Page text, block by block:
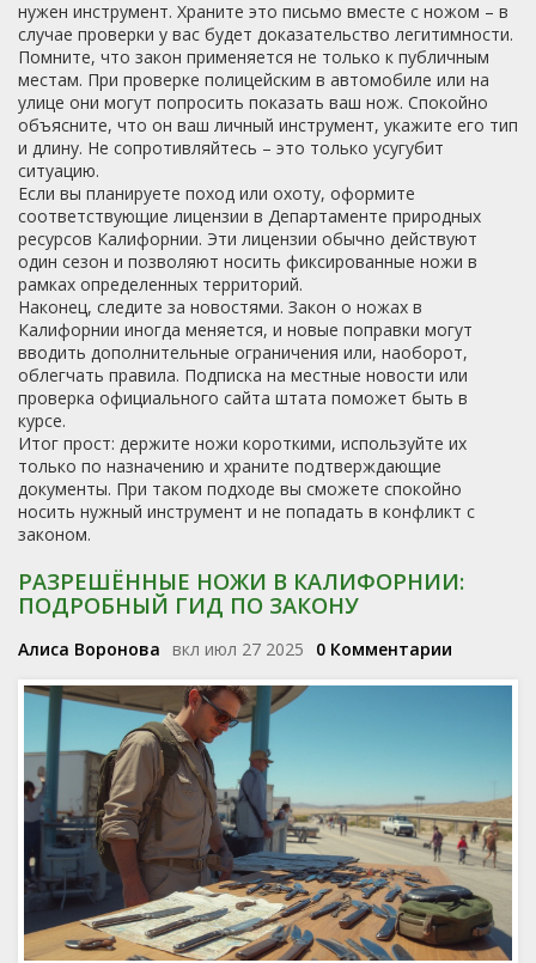
нужен инструмент. Храните это письмо вместе с ножом – в
случае проверки у вас будет доказательство легитимности.
Помните, что закон применяется не только к публичным
местам. При проверке полицейским в автомобиле или на
улице они могут попросить показать ваш нож. Спокойно
объясните, что он ваш личный инструмент, укажите его тип
и длину. Не сопротивляйтесь – это только усугубит
ситуацию.
Если вы планируете поход или охоту, оформите
соответствующие лицензии в Департаменте природных
ресурсов Калифорнии. Эти лицензии обычно действуют
один сезон и позволяют носить фиксированные ножи в
рамках определенных территорий.
Наконец, следите за новостями. Закон о ножах в
Калифорнии иногда меняется, и новые поправки могут
вводить дополнительные ограничения или, наоборот,
облегчать правила. Подписка на местные новости или
проверка официального сайта штата поможет быть в
курсе.
Итог прост: держите ножи короткими, используйте их
только по назначению и храните подтверждающие
документы. При таком подходе вы сможете спокойно
носить нужный инструмент и не попадать в конфликт с
законом.
РАЗРЕШЁННЫЕ НОЖИ В КАЛИФОРНИИ:
ПОДРОБНЫЙ ГИД ПО ЗАКОНУ
Алиса Воронова вкл июл 27 2025 0 Комментарии